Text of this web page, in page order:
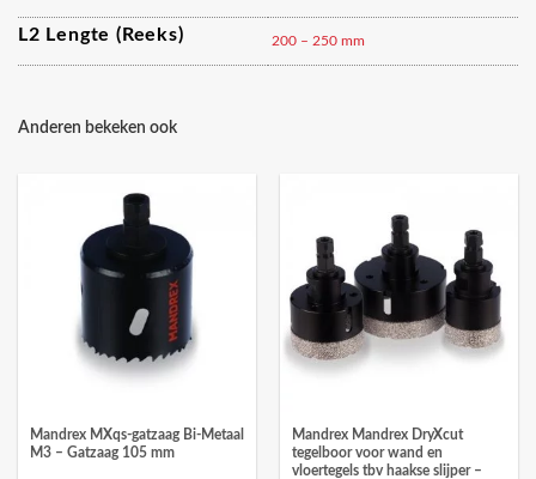
L2 Lengte (reeks) 200 – 250 mm
Anderen bekeken ook
Mandrex MXqs-gatzaag Bi-Metaal
M3 – Gatzaag 105 mm
Mandrex Mandrex DryXcut
tegelboor voor wand en
vloertegels tbv haakse slijper –